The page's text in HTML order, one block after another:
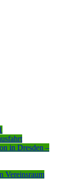
in Dresden –
Vereinsraum